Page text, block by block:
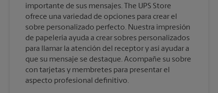
importante de sus mensajes. The UPS Store
ofrece una variedad de opciones para crear el
sobre personalizado perfecto. Nuestra impresión
de papelería ayuda a crear sobres personalizados
para llamar la atención del receptor y así ayudar a
que su mensaje se destaque. Acompañe su sobre
con tarjetas y membretes para presentar el
aspecto profesional definitivo.